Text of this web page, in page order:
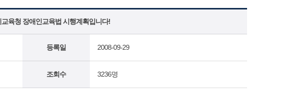
육청 장애인교육법 시행계획입니다!
등록일 2008-09-29
조회수 3236명